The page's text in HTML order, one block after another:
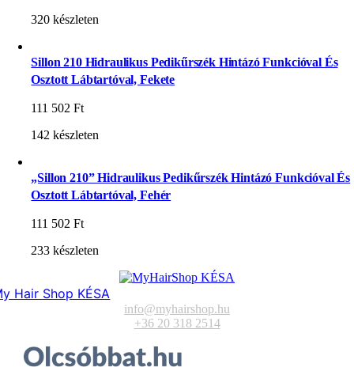
320 készleten
Sillon 210 Hidraulikus Pedikűrszék Hintázó Funkcióval És
Osztott Lábtartóval, Fekete
111 502Ft
142 készleten
„Sillon 210” Hidraulikus Pedikűrszék Hintázó Funkcióval És
Osztott Lábtartóval, Fehér
111 502Ft
233 készleten
Hair Shop KÉSA
info@myhairshop.hu
+36 20 318 2514